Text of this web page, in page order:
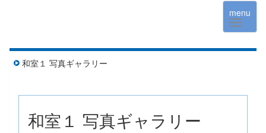
menu
和室１ 写真ギャラリー
和室１ 写真ギャラリー